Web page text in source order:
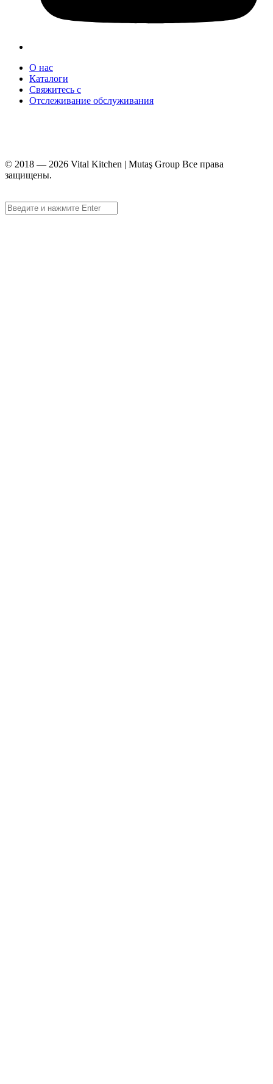
О нас
Каталоги
Свяжитесь с
Отслеживание обслуживания
© 2018 — 2026 Vital Kitchen | Mutaş Group Все права
защищены.